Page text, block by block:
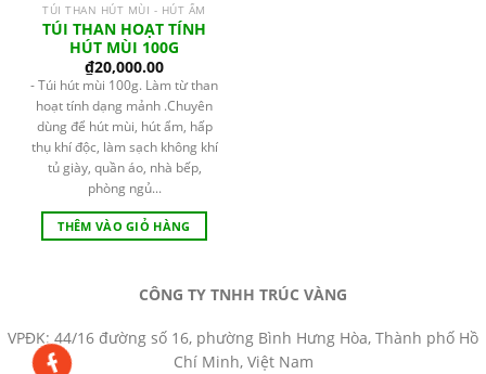
TÚI THAN HÚT MÙI - HÚT ẨM
TÚI THAN HOẠT TÍNH
HÚT MÙI 100G
₫20,000.00
- Túi hút mùi 100g. Làm từ than
hoạt tính dạng mảnh .Chuyên
dùng để hút mùi, hút ẩm, hấp
thụ khí độc, làm sạch không khí
tủ giày, quần áo, nhà bếp,
phòng ngủ...
THÊM VÀO GIỎ HÀNG
CÔNG TY TNHH TRÚC VÀNG
VPĐK: 44/16 đường số 16, phường Bình Hưng Hòa, Thành phố Hồ
Chí Minh, Việt Nam